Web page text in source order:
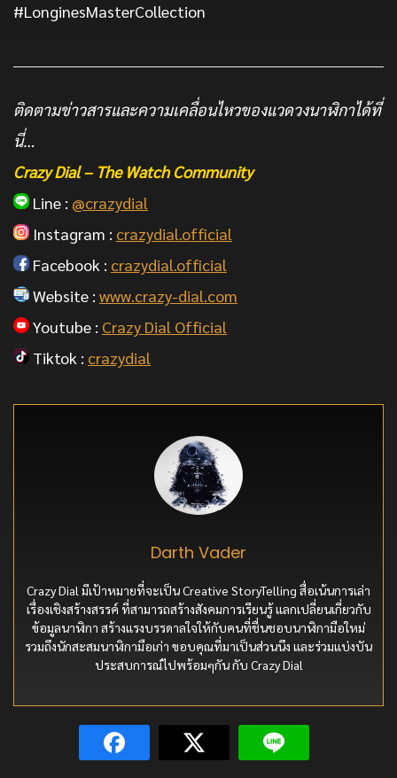
#LonginesMasterCollection
ติดตามข่าวสารและความเคลื่อนไหวของแวดวงนาฬิกาได้ที่
นี่…
Crazy Dial – The Watch Community
Line : @crazydial
Instagram : crazydial.official
Facebook : crazydial.official
Website : www.crazy-dial.com
Youtube : Crazy Dial Official
Tiktok : crazydial
Darth Vader
Crazy Dial มีเป้าหมายที่จะเป็น Creative StoryTelling สื่อเน้นการเล่า
เรื่องเชิงสร้างสรรค์ ที่สามารถสร้างสังคมการเรียนรู้ แลกเปลี่ยนเกี่ยวกับ
ข้อมูลนาฬิกา สร้างแรงบรรดาลใจให้กับคนที่ชื่นชอบนาฬิกามือใหม่
รวมถึงนักสะสมนาฬิกามือเก่า ขอบคุณที่มาเป็นส่วนนึง และร่วมแบ่งบัน
ประสบการณ์ไปพร้อมๆกัน กับ Crazy Dial